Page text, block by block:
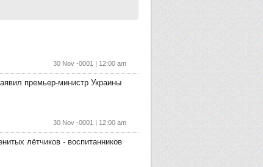
30 Nov -0001 | 12:00 am
премьер-министр Украины
30 Nov -0001 | 12:00 am
лётчиков - воспитанников